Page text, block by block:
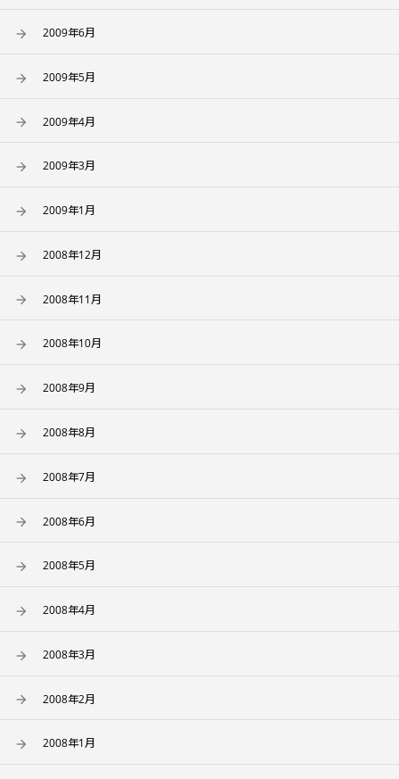
2009年6月
2009年5月
2009年4月
2009年3月
2009年1月
2008年12月
2008年11月
2008年10月
2008年9月
2008年8月
2008年7月
2008年6月
2008年5月
2008年4月
2008年3月
2008年2月
2008年1月